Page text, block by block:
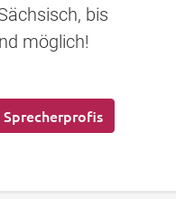
bis
möglich!